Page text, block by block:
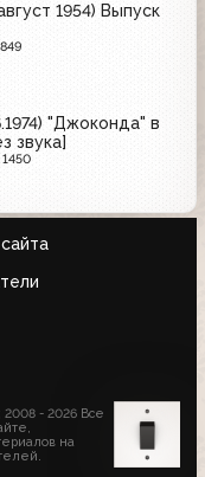
1954) Выпуск
"Джоконда" в
звука]
1450
2008 - 2026 Все
на